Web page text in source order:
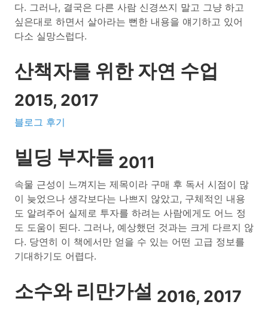
다. 그러나, 결국은 다른 사람 신경쓰지 말고 그냥 하고
싶은대로 하면서 살아라는 뻔한 내용을 얘기하고 있어
다소 실망스럽다.
산책자를 위한 자연 수업
2015, 2017
블로그 후기
빌딩 부자들 2011
속물 근성이 느껴지는 제목이라 구매 후 독서 시점이 많
이 늦었으나 생각보다는 나쁘지 않았고, 구체적인 내용
도 알려주어 실제로 투자를 하려는 사람에게도 어느 정
도 도움이 된다. 그러나, 예상했던 것과는 크게 다르지 않
다. 당연히 이 책에서만 얻을 수 있는 어떤 고급 정보를
기대하기도 어렵다.
소수와 리만가설 2016, 2017